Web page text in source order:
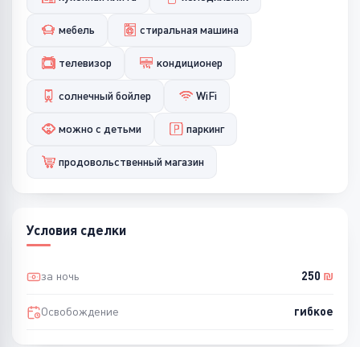
мебель стиральная машина
телевизор кондиционер
солнечный бойлер WiFi
можно с детьми паркинг
продовольственный магазин
Условия сделки
за ночь 250 ₪
Освобождение гибкое